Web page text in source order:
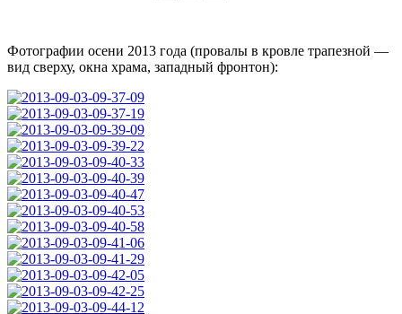
Фотографии осени 2013 года (провалы в кровле трапезной —
вид сверху, окна храма, западный фронтон):